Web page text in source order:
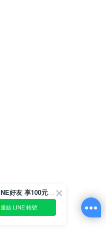
綁定LINE好友 享100元折價券
連結 LINE 帳號